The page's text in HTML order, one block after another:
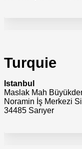
Turquie
Istanbul
Maslak Mah
Noramin İş Merkezi
34485 Sarıyer